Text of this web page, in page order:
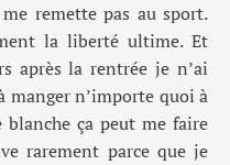
remette pas au sport.
la liberté ultime. Et
après la rentrée je n’ai
mangern’importe quoi à
ça peut me faire
rarement parce que je